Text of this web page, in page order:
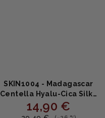
SKIN1004 - Madagascar
Centella Hyalu-Cica Silky
Fit Sun Stick - Ochranna
Hydratačná tyčinka s SPF
14,90 €